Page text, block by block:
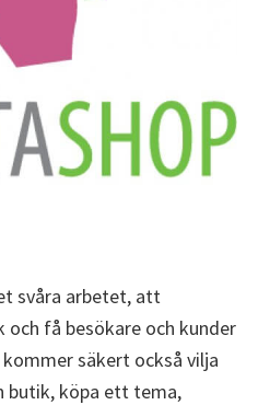
svåra arbetet, att
få besökare och kunder
säkert också vilja
butik, köpa ett tema,